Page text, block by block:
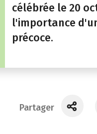
célébrée le 20
l'importance
précoce.
Partager